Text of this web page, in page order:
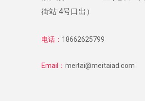
街站·4号口出）
电话： 18662625799
Email： meitai@meitaiad.com